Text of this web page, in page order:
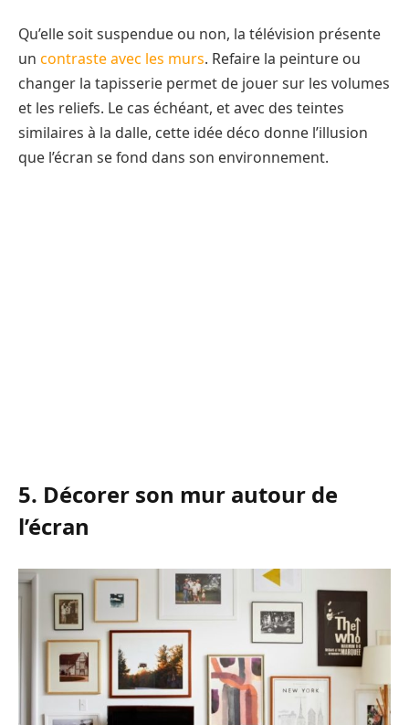
Qu’elle soit suspendue ou non, la télévision présente
un contraste avec les murs. Refaire la peinture ou
changer la tapisserie permet de jouer sur les volumes
et les reliefs. Le cas échéant, et avec des teintes
similaires à la dalle, cette idée déco donne l’illusion
que l’écran se fond dans son environnement.
5. Décorer son mur autour de
l’écran